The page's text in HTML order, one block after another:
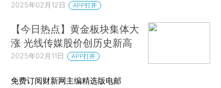
2025年02月12日 APP打开
【今日热点】黄金板块集体大
涨 光线传媒股价创历史新高
2025年02月11日 APP打开
免费订阅财新网主编精选版电邮